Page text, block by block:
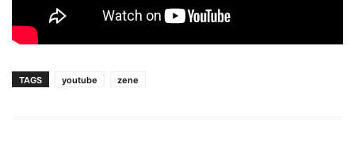
TAGS youtube zene